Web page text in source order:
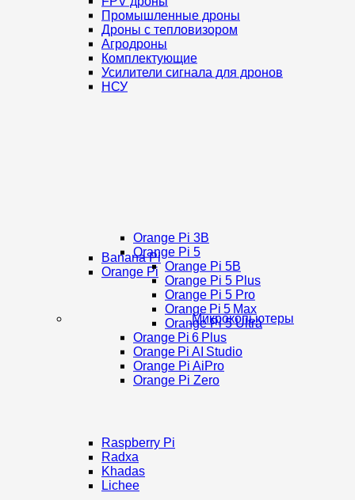
Промышленные дроны
Дроны с тепловизором
Агродроны
Комплектующие
Усилители сигнала для дронов
НСУ
Микрокопьютеры
Banana Pi
Orange Pi
Orange Pi 3B
Orange Pi 5
Orange Pi 5B
Orange Pi 5 Plus
Orange Pi 5 Pro
Orange Pi 5 Max
Orange Pi 5 Ultra
Orange Pi 6 Plus
Orange Pi AI Studio
Orange Pi AiPro
Orange Pi Zero
Raspberry Pi
Radxa
Khadas
Lichee